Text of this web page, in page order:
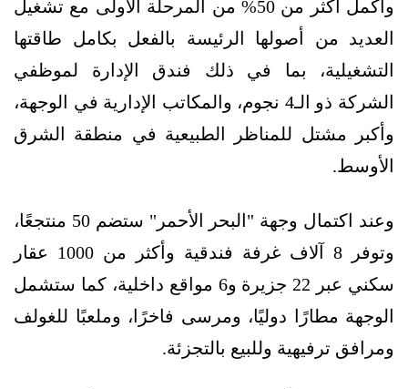
وأُكمل أكثر من 50% من المرحلة الأولى مع تشغيل
العديد من أصولها الرئيسة بالفعل بكامل طاقتها
التشغيلية، بما في ذلك فندق الإدارة لموظفي
الشركة ذو الـ4 نجوم، والمكاتب الإدارية في الوجهة،
وأكبر مشتل للمناظر الطبيعية في منطقة الشرق
الأوسط.
وعند اكتمال وجهة "البحر الأحمر" ستضم 50 منتجعًا،
وتوفر 8 آلاف غرفة فندقية وأكثر من 1000 عقار
سكني عبر 22 جزيرة و6 مواقع داخلية، كما ستشمل
الوجهة مطارًا دوليًا، ومرسى فاخرًا، وملعبًا للغولف
ومرافق ترفيهية وللبيع بالتجزئة.